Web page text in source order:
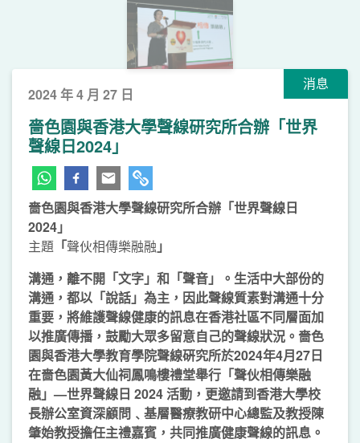
消息
2024 年 4 月 27 日
嗇色園與香港大學聲線研究所合辦「世界
聲線日2024」
嗇色園與香港大學聲線研究所合辦 「世界聲線日
2024」
主題 「聲伙相傳樂融融 」
溝通，離不開「文字」和「聲音」。生活中大部份的
溝通，都以「說話」為主，因此聲線質素對溝通十分
重要，將維護聲線健康的訊息在香港社區不同層面加
以推廣傳播，鼓勵大眾多留意自己的聲線狀況 。 嗇色
園與香港大學教育學院聲線硏究所於2024年4月27日
在嗇色園黃大仙祠鳳鳴樓禮堂舉行 「聲伙相傳樂融
融」—世界聲線日 2024活動 ， 更邀請到香港大學校
長辦公室資深顧問﹑基層醫療教研中心總監及教授陳
肇始教授擔任主禮嘉賓 ， 共同推廣健康聲線的訊息 。